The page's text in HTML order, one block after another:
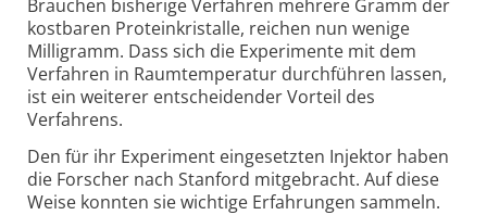
Brauchen bisherige Verfahren mehrere Gramm der
kostbaren Protein­kristalle, reichen nun wenige
Milligramm. Dass sich die Experimente mit dem
Verfahren in Raum­temperatur durchführen lassen,
ist ein weiterer ent­scheidender Vorteil des
Verfahrens.
Den für ihr Experiment ein­gesetzten Injektor haben
die Forscher nach Stanford mitgebracht. Auf diese
Weise konnten sie wichtige Er­fahrungen sammeln.